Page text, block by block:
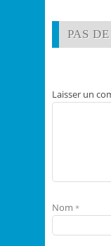
PAS
Laisser un
Nom *